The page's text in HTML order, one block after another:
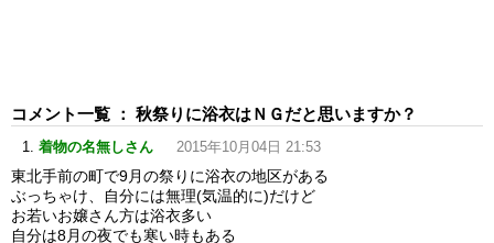
コメント一覧 ： 秋祭りに浴衣はＮＧだと思いますか？
着物の名無しさん 2015年10月04日 21:53
東北手前の町で9月の祭りに浴衣の地区がある
ぶっちゃけ、自分には無理(気温的に)だけど
お若いお嬢さん方は浴衣多い
自分は8月の夜でも寒い時もある